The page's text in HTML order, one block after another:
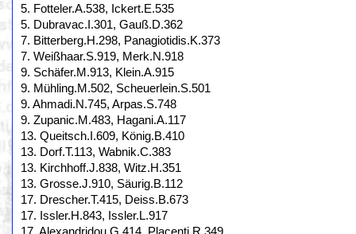
5. Fotteler.A.538, Ickert.E.535
5. Dubravac.I.301, Gauß.D.362
7. Bitterberg.H.298, Panagiotidis.K.373
7. Weißhaar.S.919, Merk.N.918
9. Schäfer.M.913, Klein.A.915
9. Mühling.M.502, Scheuerlein.S.501
9. Ahmadi.N.745, Arpas.S.748
9. Zupanic.M.483, Hagani.A.117
13. Queitsch.I.609, König.B.410
13. Dorf.T.113, Wabnik.C.383
13. Kirchhoff.J.838, Witz.H.351
13. Grosse.J.910, Säurig.B.112
17. Drescher.T.415, Deiss.B.673
17. Issler.H.843, Issler.L.917